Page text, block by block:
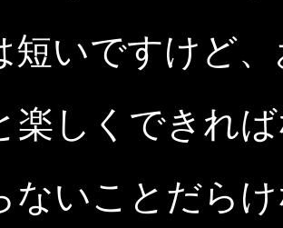
短いですけど
楽しくできれ
ないことだら